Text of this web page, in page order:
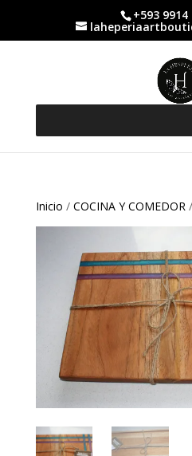
+593 9914
Inicio / COCINA Y COMEDOR/